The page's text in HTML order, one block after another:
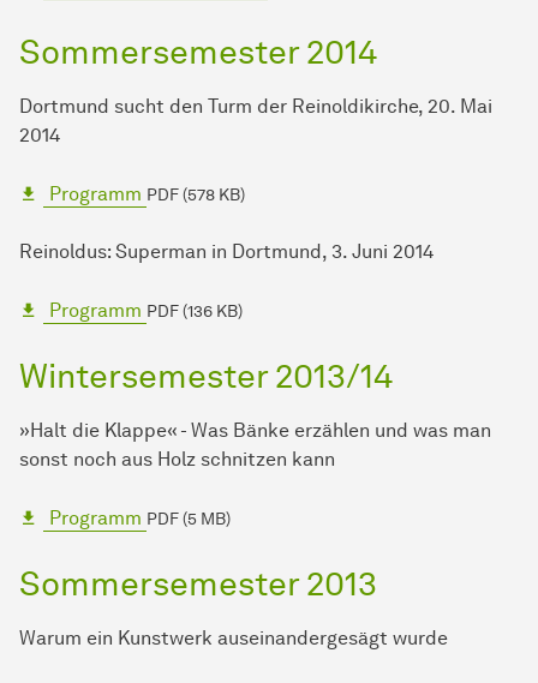
Sommersemester 2014
Dortmund sucht den Turm der Reinoldikirche, 20. Mai
2014
Programm PDF (578 KB)
Reinoldus: Superman in Dortmund, 3. Juni 2014
Programm PDF (136 KB)
Wintersemester 2013/14
»Halt die Klappe« - Was Bänke erzählen und was man
sonst noch aus Holz schnitzen kann
Programm PDF (5 MB)
Sommersemester 2013
Warum ein Kunstwerk auseinandergesägt wurde